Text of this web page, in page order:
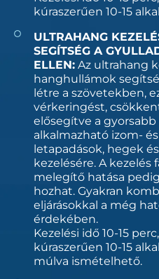
kúraszerűen 10-15
ULTRAHANG
SEGÍTSÉG A
ELLEN:Az ultrahang
hanghullámok
létre a szövetekben,
vérkeringést,
elősegítve a
alkalmazható izom-
letapadások, hegek
kezelésére. A
melegítő hatása
hozhat. Gyakran
eljárásokkal a még
érdekében.
Kezelési idő 10-15
kúraszerűen 10-15
múlva ismételhető.